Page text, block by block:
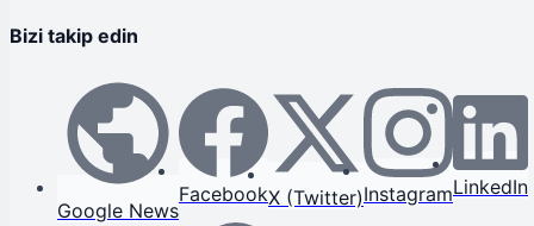
Bizi takip edin
Google News
FacebookX (Twitter)InstagramLinkedIn